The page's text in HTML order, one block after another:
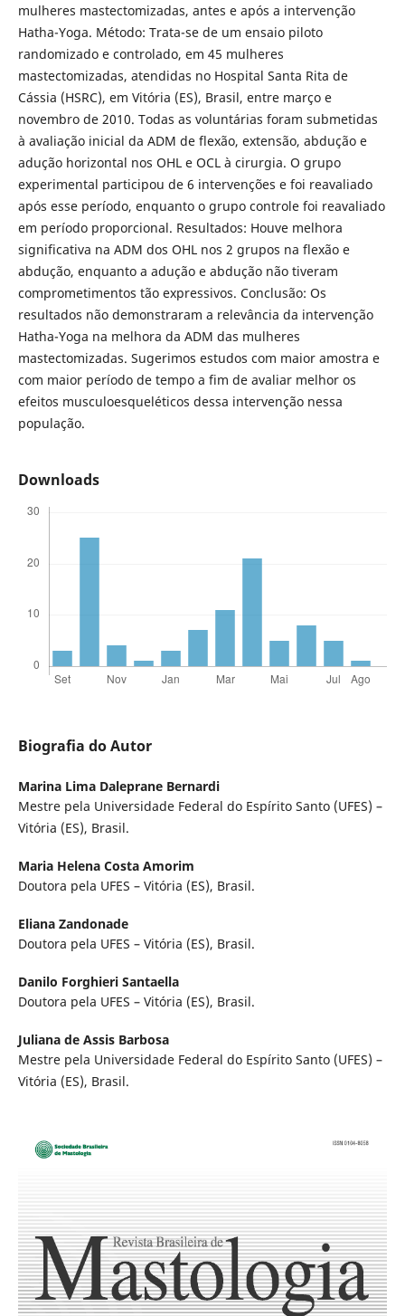
mulheres mastectomizadas, antes e após a intervenção
Hatha-Yoga. Método: Trata-se de um ensaio piloto
randomizado e controlado, em 45 mulheres
mastectomizadas, atendidas no Hospital Santa Rita de
Cássia (HSRC), em Vitória (ES), Brasil, entre março e
novembro de 2010. Todas as voluntárias foram submetidas
à avaliação inicial da ADM de flexão, extensão, abdução e
adução horizontal nos OHL e OCL à cirurgia. O grupo
experimental participou de 6 intervenções e foi reavaliado
após esse período, enquanto o grupo controle foi reavaliado
em período proporcional. Resultados: Houve melhora
significativa na ADM dos OHL nos 2 grupos na flexão e
abdução, enquanto a adução e abdução não tiveram
comprometimentos tão expressivos. Conclusão: Os
resultados não demonstraram a relevância da intervenção
Hatha-Yoga na melhora da ADM das mulheres
mastectomizadas. Sugerimos estudos com maior amostra e
com maior período de tempo a fim de avaliar melhor os
efeitos musculoesqueléticos dessa intervenção nessa
população.
Downloads
Biografia do Autor
Marina Lima Daleprane Bernardi
Mestre pela Universidade Federal do Espírito Santo (UFES) –
Vitória (ES), Brasil.
Maria Helena Costa Amorim
Doutora pela UFES – Vitória (ES), Brasil.
Eliana Zandonade
Doutora pela UFES – Vitória (ES), Brasil.
Danilo Forghieri Santaella
Doutora pela UFES – Vitória (ES), Brasil.
Juliana de Assis Barbosa
Mestre pela Universidade Federal do Espírito Santo (UFES) –
Vitória (ES), Brasil.